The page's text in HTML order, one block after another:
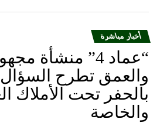
أخبار مباشرة
“عماد 4” منشأة
والعمق تطرح
بالحفر تحت الأملاك
والخاصة